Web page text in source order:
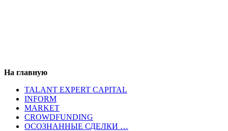
На главную
TALANT EXPERT CAPITAL
INFORM
MARKET
CROWDFUNDING
ОСОЗНАННЫЕ СДЕЛКИ …